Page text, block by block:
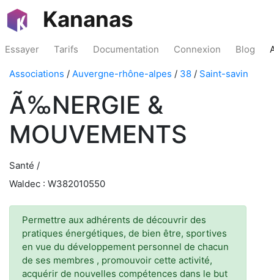
Kananas
Essayer Tarifs Documentation Connexion Blog
Associations / Auvergne-rhône-alpes / 38 / Saint-savin
Ã‰NERGIE &
MOUVEMENTS
Santé /
Waldec : W382010550
Permettre aux adhérents de découvrir des
pratiques énergétiques, de bien être, sportives
en vue du développement personnel de chacun
de ses membres , promouvoir cette activité,
acquérir de nouvelles compétences dans le but